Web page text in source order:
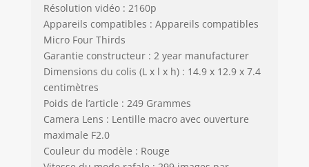
Résolution vidéo : 2160p
Appareils compatibles : Appareils compatibles
Micro Four Thirds
Garantie constructeur : 2 year manufacturer
Dimensions du colis (L x l x h) : 14.9 x 12.9 x 7.4
centimètres
Poids de l’article : 249 Grammes
Camera Lens : Lentille macro avec ouverture
maximale F2.0
Couleur du modèle : Rouge